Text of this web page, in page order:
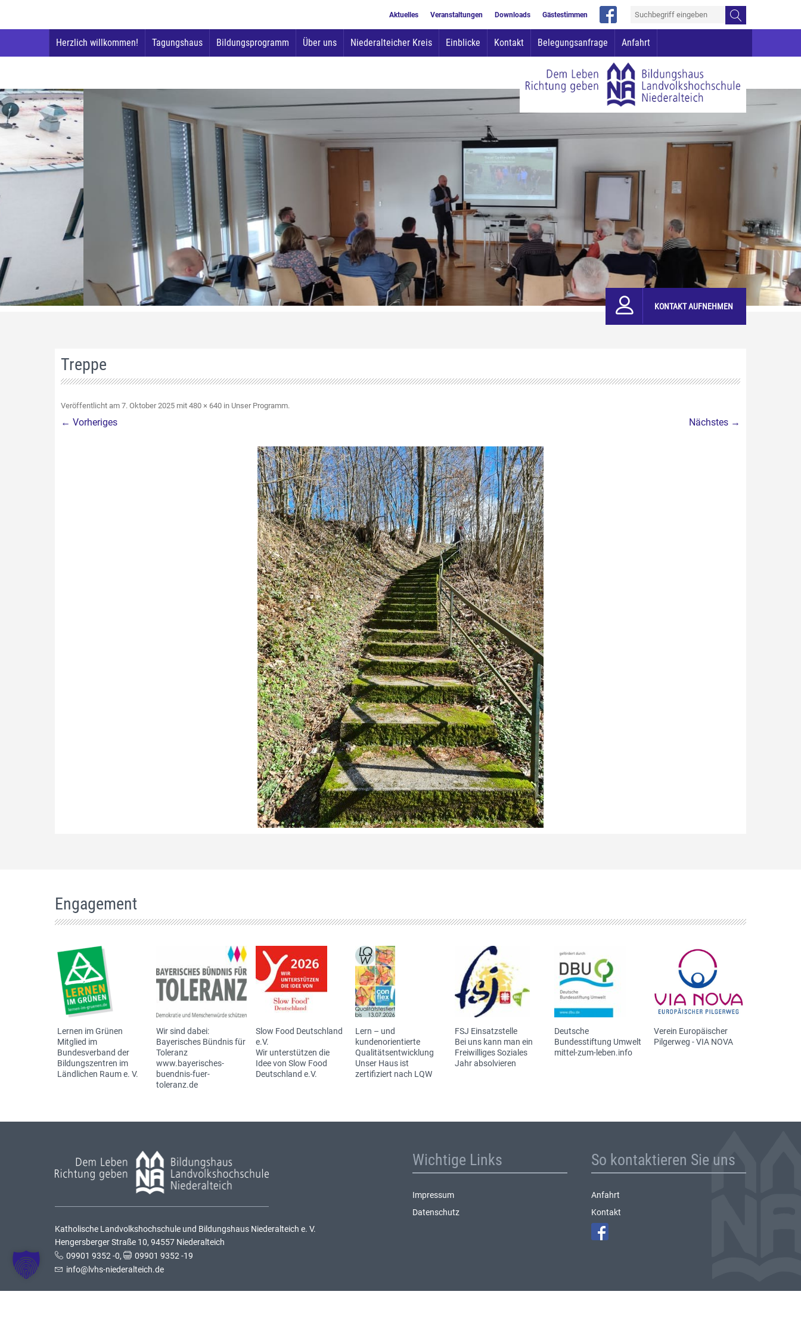
Aktuelles Veranstaltungen Downloads Gästestimmen
Inhalt
Herzlich willkommen! Tagungshaus Bildungsprogramm Über uns Niederalteicher Kreis Einblicke Kontakt Belegungsanfrage Anfahrt
KONTAKT AUFNEHMEN
Treppe
Veröffentlicht am 7. Oktober 2025 mit 480 × 640 in Unser Programm.
← Vorheriges Nächstes →
Engagement
Lernen im Grünen
Mitglied im
Bundesverband der
Bildungszentren im
Ländlichen Raum e. V.
Wir sind dabei:
Bayerisches Bündnis für
Toleranz
www.bayerisches-
buendnis-fuer-
toleranz.de
Slow Food Deutschland
e.V.
Wir unterstützen die
Idee von Slow Food
Deutschland e.V.
Lern – und
kundenorientierte
Qualitätsentwicklung
Unser Haus ist
zertifiziert nach LQW
FSJ Einsatzstelle
Bei uns kann man ein
Freiwilliges Soziales
Jahr absolvieren
Deutsche
Bundesstiftung Umwelt
mittel-zum-leben.info
Verein Europäischer
Pilgerweg - VIA NOVA
Katholische Landvolkshochschule und Bildungshaus Niederalteich e. V.
Hengersberger Straße 10, 94557 Niederalteich
09901 9352 -0,
09901 9352 -19
info@lvhs-niederalteich.de
Wichtige Links
Impressum
Datenschutz
So kontaktieren Sie uns
Anfahrt
Kontakt